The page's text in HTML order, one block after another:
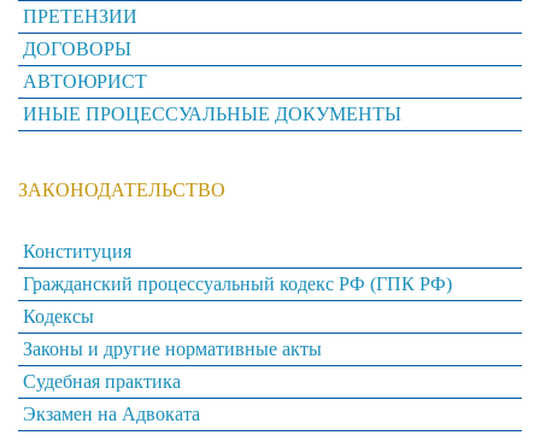
ПРЕТЕНЗИИ
ДОГОВОРЫ
АВТОЮРИСТ
ИНЫЕ ПРОЦЕССУАЛЬНЫЕ ДОКУМЕНТЫ
ЗАКОНОДАТЕЛЬСТВО
Конституция
Гражданский процессуальный кодекс РФ (ГПК РФ)
Кодексы
Законы и другие нормативные акты
Судебная практика
Экзамен на Адвоката